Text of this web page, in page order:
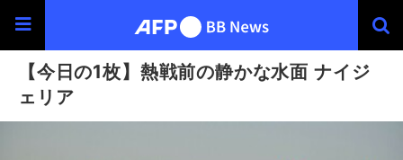
【今日の1枚】熱戦前の静かな水面 ナイジ
ェリア